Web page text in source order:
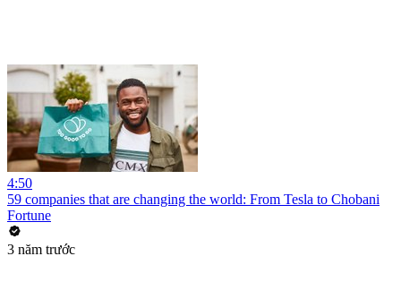
4:50
59 companies that are changing the world: From Tesla to Chobani
Fortune
3 năm trước